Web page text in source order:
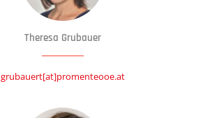
Theresa Grubauer
grubauert[at]promenteooe.at